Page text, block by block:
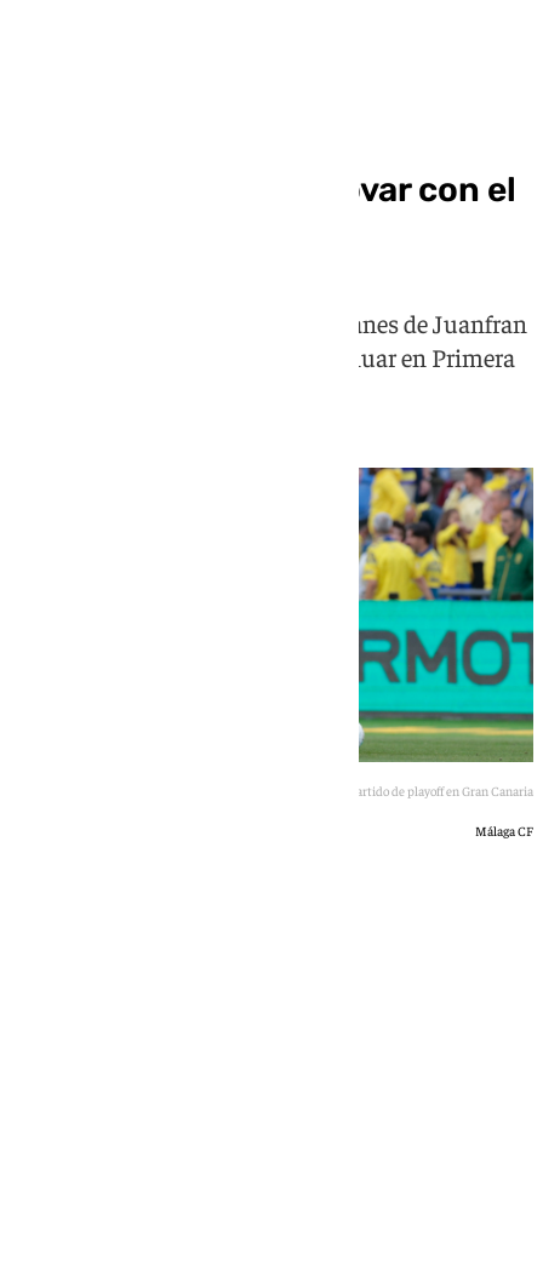
Galilea, cerca de renovar con el
El central vasco entraría en los planes de Juanfran
Funes y Loren Juarros para continuar en Primera
Galilea en el calentamiento del partido de playoff en Gran Canaria
Málaga CF